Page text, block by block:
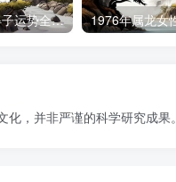
2026年属龙人添丁得子运势全解析
，并非严谨的科学研究成果。